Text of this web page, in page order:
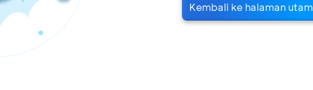
Kembali ke halaman